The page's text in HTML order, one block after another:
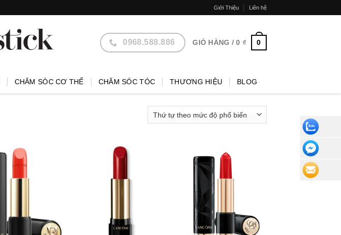
Giới Thiệu Liên hệ
0968.588.886 GIỎ HÀNG /0 ₫ 0
CHĂM SÓC CƠ THỂ CHĂM SÓC TÓC THƯƠNG HIỆU BLOG